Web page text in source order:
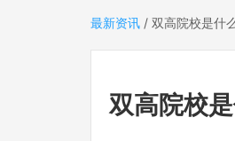
最新资讯 / 双高院校是什
双高院校